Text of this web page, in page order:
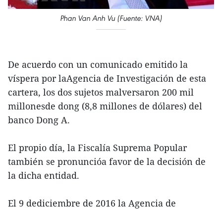
Phan Van Anh Vu (Fuente: VNA)
De acuerdo con un comunicado emitido la
víspera por laAgencia de Investigación de esta
cartera, los dos sujetos malversaron 200 mil
millonesde dong (8,8 millones de dólares) del
banco Dong A.
El propio día, la Fiscalía Suprema Popular
también se pronuncióa favor de la decisión de
la dicha entidad.
El 9 dediciembre de 2016 la Agencia de